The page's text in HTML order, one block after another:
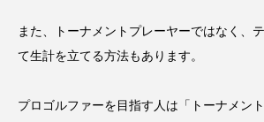
また、トーナメントプレーヤーではなく、
て生計を立てる方法もあります。
プロゴルファーを目指す人は「トーナメン